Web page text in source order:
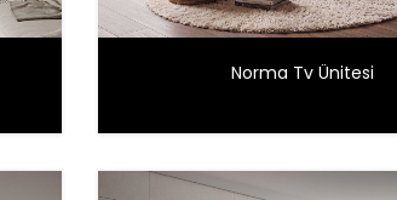
Norma Tv Ünitesi